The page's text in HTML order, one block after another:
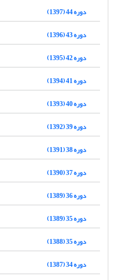
دوره 44 (1397)
دوره 43 (1396)
دوره 42 (1395)
دوره 41 (1394)
دوره 40 (1393)
دوره 39 (1392)
دوره 38 (1391)
دوره 37 (1390)
دوره 36 (1389)
دوره 35 (1389)
دوره 35 (1388)
دوره 34 (1387)